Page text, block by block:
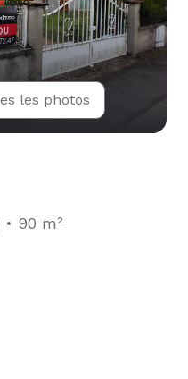
les photos
90 m²